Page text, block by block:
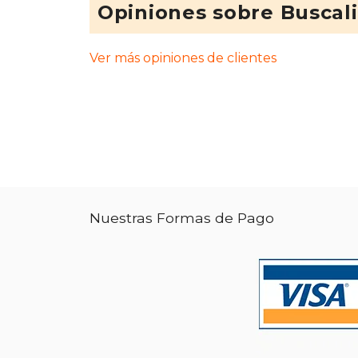
Opiniones sobre
Ver más opiniones de clientes
Nuestras Formas de Pago